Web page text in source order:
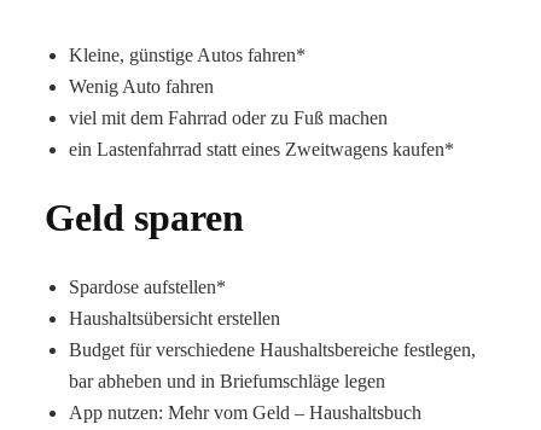
Kleine, günstige Autos fahren*
Wenig Auto fahren
viel mit dem Fahrrad oder zu Fuß machen
ein Lastenfahrrad statt eines Zweitwagens kaufen*
Geld sparen
Spardose aufstellen*
Haushaltsübersicht erstellen
Budget für verschiedene Haushaltsbereiche festlegen,
bar abheben und in Briefumschläge legen
App nutzen: Mehr vom Geld – Haushaltsbuch